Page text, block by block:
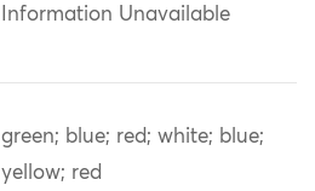
Information Unavailable
green; blue; red; white; blue;
yellow; red